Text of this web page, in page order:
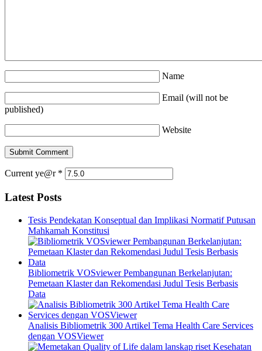
Name
Email (will not be
published)
Website
Current ye@r *
Latest Posts
Tesis Pendekatan Konseptual dan Implikasi Normatif Putusan
Mahkamah Konstitusi
Bibliometrik VOSviewer Pembangunan Berkelanjutan:
Pemetaan Klaster dan Rekomendasi Judul Tesis Berbasis
Data
Analisis Bibliometrik 300 Artikel Tema Health Care Services
dengan VOSViewer